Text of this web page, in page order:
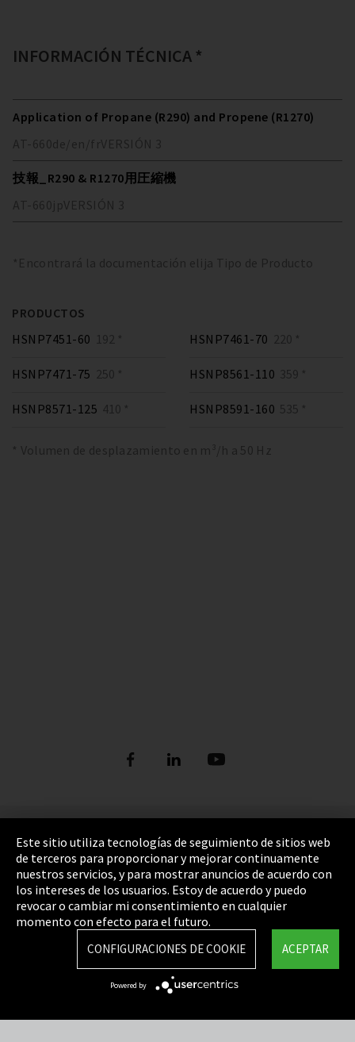
INFORMACIÓN TÉCNICA *
Application of Propane (R290) and Propene (R1270)
AT-660de/en/fr VERSIÓN 3
技報_R290 & R1270用圧縮機
AT-660jpVERSIÓN 3
*Encontrará la documentación elija Tipo de Producto
PRODUCTOS
HSNP7451-60 192 * HSNP7461-70 220 *
HSNP7471-75 250 * HSNP8561-110 359 *
HSNP8571-125 410 * HSNP8591-160 535 *
* Volumen de desplazamiento en m³/h a 50 Hz
Pie de imprenta
Política de privacidad
Cookie Settings
Términos y Condiciones
Mapa del sitio
Integrity Line
Este sitio utiliza tecnologías de seguimiento de sitios web
de terceros para proporcionar y mejorar continuamente
nuestros servicios, y para mostrar anuncios de acuerdo con
los intereses de los usuarios. Estoy de acuerdo y puedo
revocar o cambiar mi consentimiento en cualquier
momento con efecto para el futuro.
ACEPTAR
CONFIGURACIONES DE COOKIE
Powered by